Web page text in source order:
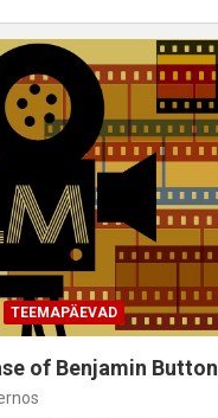
TEEMAPÄEVAD
of Benjamin Button